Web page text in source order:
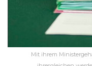
Mit ihrem